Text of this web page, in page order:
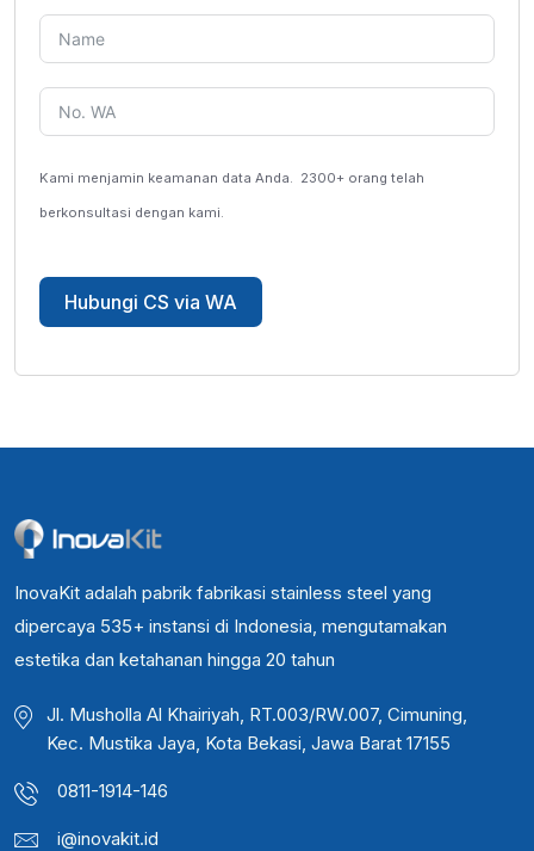
Kami menjamin keamanan data Anda. 2300+ orang telah
berkonsultasi dengan kami.
Hubungi CS via WA
InovaKit adalah pabrik fabrikasi stainless steel yang
dipercaya 535+ instansi di Indonesia, mengutamakan
estetika dan ketahanan hingga 20 tahun
Jl. Musholla Al Khairiyah, RT.003/RW.007, Cimuning,
Kec. Mustika Jaya, Kota Bekasi, Jawa Barat 17155
0811-1914-146
i@inovakit.id